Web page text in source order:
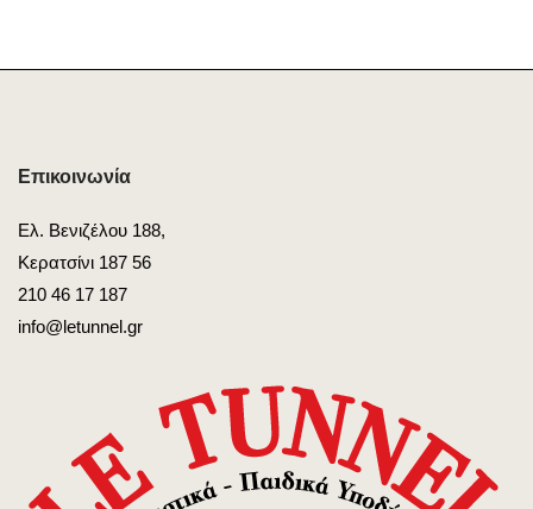
Επικοινωνία
Ελ. Βενιζέλου 188,
Κερατσίνι 187 56
210 46 17 187
info@letunnel.gr